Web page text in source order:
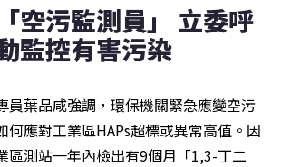
空污監測員」 立委呼
監控有害污染
員葉品咸強調，環保機關緊急應變空污
何應對工業區HAPs超標或異常高值。因
區測站一年內檢出有9個月「1,3-丁二